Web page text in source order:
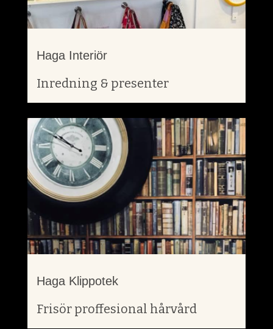
Haga Interiör
Inredning & presenter
Haga Klippotek
Frisör proffesional hårvård